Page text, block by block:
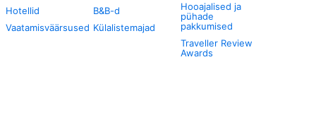
Hotellid
Vaatamisväärsused
B&B-d
Külalistemajad
Hooajalised ja
pühade
pakkumised
Traveller Review
Awards